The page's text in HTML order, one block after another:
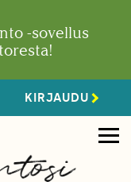
-sovellus
KIRJAUDU